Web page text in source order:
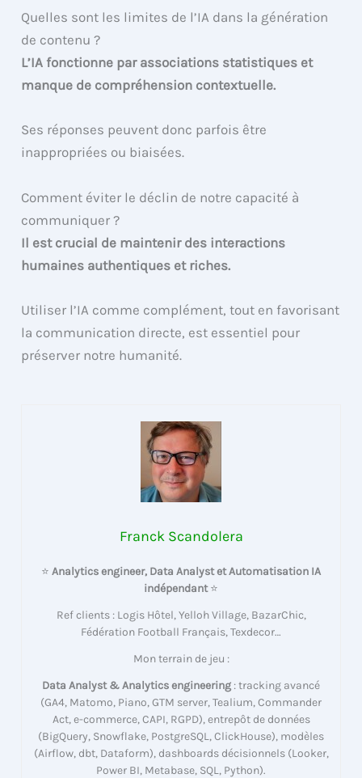
Quelles sont les limites de l’IA dans la génération
de contenu ?
L’IA fonctionne par associations statistiques et
manque de compréhension contextuelle.
Ses réponses peuvent donc parfois être
inappropriées ou biaisées.
Comment éviter le déclin de notre capacité à
communiquer ?
Il est crucial de maintenir des interactions
humaines authentiques et riches.
Utiliser l’IA comme complément, tout en favorisant
la communication directe, est essentiel pour
préserver notre humanité.
Franck Scandolera
⭐ Analytics engineer, Data Analyst et Automatisation IA
indépendant⭐
Ref clients : Logis Hôtel, Yelloh Village, BazarChic,
Fédération Football Français, Texdecor…
Mon terrain de jeu :
Data Analyst & Analytics engineering : tracking avancé
(GA4, Matomo, Piano, GTM server, Tealium, Commander
Act, e-commerce, CAPI, RGPD), entrepôt de données
(BigQuery, Snowflake, PostgreSQL, ClickHouse), modèles
(Airflow, dbt, Dataform), dashboards décisionnels (Looker,
Power BI, Metabase, SQL, Python).